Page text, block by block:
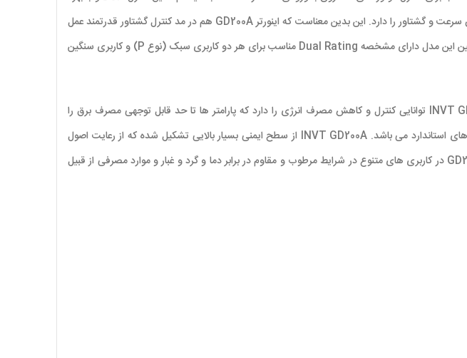
گیری از فناوری پیشرفته کنترل ها با سرعت کمتر و قابل اطمینان می باشد, اینورترGD200A INVT توانایی کنترل همزمان سرعت و گشتاور را دارد. این بدین معناست که اینورتر GD200A هم در مد کنترل گشتاور قدرتمند عمل
می کند و هم در مد سرعت امکانات ویژه ای دارد که می توان به کنترل و پایش SPEED و TORQUE اشاره نمود. همچنین این مدل دارای مشخصه Dual Rating مناسب برای هر دو کاربری سبک (نوع P) و کاربری سنگین
INVT توانایی کنترل و کاهش مصرف انرژی را دارد که پارامتر ها تا حد قابل توجهی مصرف برق را
INVT GD200A از سطح ایمنی بسیار بالایی تشکیل شده که از رعایت اصول
در کاربری های متنوع در شرایط مرطوب و مقاوم در برابر دما و گرد و غبار و موارد مصرفی از قبیل